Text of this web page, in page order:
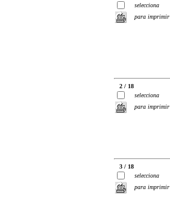
selecciona
para imprimir
2 / 18
selecciona
para imprimir
3 / 18
selecciona
para imprimir